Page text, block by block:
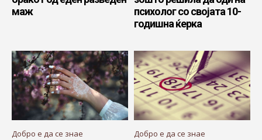
маж
психолог со својата 10-
годишна ќерка
Добро е да се знае Добро е да се знае